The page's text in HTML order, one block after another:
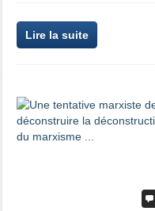
Lire la suite